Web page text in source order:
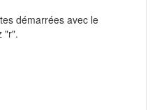
démarrées avec le
"r".